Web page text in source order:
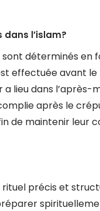
l’islam?
sont déterminés
effectuée avant le
lieu dans l’après-
après le
de maintenir leur
précis et